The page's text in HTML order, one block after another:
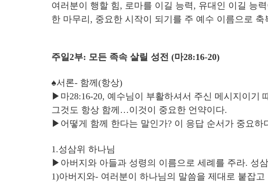
여러분이 행할 힘, 로마를 이길 능력, 유대인 이길 능
한 마무리, 중요한 시작이 되기를 주 예수 이름으로 축
주일2부: 모든 족속 살릴 성전 (마28:16-20)
♠서론- 함께(항상)
▶마28:16-20, 예수님이 부활하셔서 주신 메시지이기
그것도 항상 함께…이것이 중요한 언약이다.
▶어떻게 함께 한다는 말인가? 이 응답 순서가 중요하
1.성삼위 하나님
▶아버지와 아들과 성령의 이름으로 세례를 주라. 성
1)아버지와- 여러분이 하나님의 말씀을 제대로 붙잡